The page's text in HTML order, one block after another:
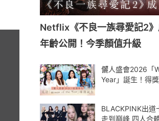
Netflix《不良一族尋愛記2
年齡公開！今季顏值升級
儷人盛會2026「
Year」誕生！得
BLACKPINK出道
走到巔峰 四人合